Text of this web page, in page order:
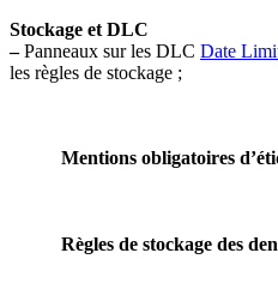
Stockage et DLC
–Panneaux sur les DLC Date
les règles de stockage ;
Mentions obligatoires
Règles de stockage des